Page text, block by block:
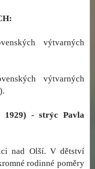
výtvarných
výtvarných
1929) - strýc Pavla
nad Olší. V dětství
rodinné poměry